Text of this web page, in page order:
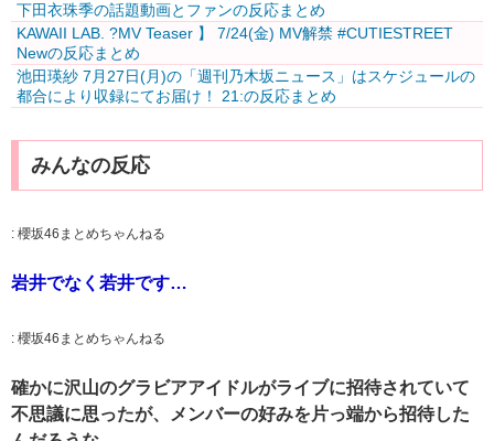
下田衣珠季の話題動画とファンの反応まとめ
KAWAII LAB. ?MV Teaser️‍ 】 7/24(金) MV解禁 #CUTIESTREET
Newの反応まとめ
池田瑛紗 7月27日(月)の「週刊乃木坂ニュース」はスケジュールの
都合により収録にてお届け！ 21:の反応まとめ
みんなの反応
: 櫻坂46まとめちゃんねる
岩井でなく若井です…
: 櫻坂46まとめちゃんねる
確かに沢山のグラビアアイドルがライブに招待されていて
不思議に思ったが、メンバーの好みを片っ端から招待した